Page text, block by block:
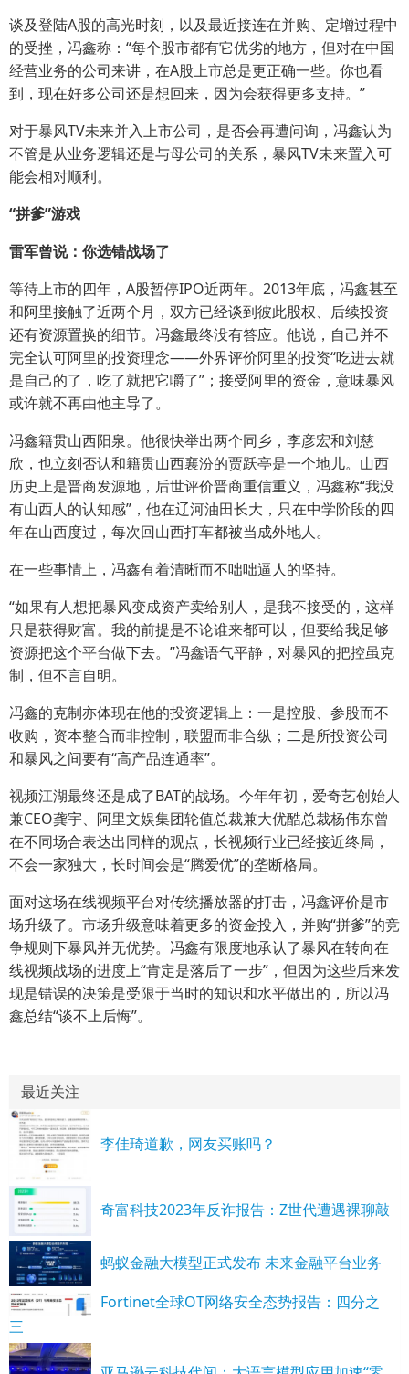
谈及登陆A股的高光时刻，以及最近接连在并购、定增过程中
的受挫，冯鑫称：“每个股市都有它优劣的地方，但对在中国
经营业务的公司来讲，在A股上市总是更正确一些。你也看
到，现在好多公司还是想回来，因为会获得更多支持。”
对于暴风TV未来并入上市公司，是否会再遭问询，冯鑫认为
不管是从业务逻辑还是与母公司的关系，暴风TV未来置入可
能会相对顺利。
“拼爹”游戏
雷军曾说：你选错战场了
等待上市的四年，A股暂停IPO近两年。2013年底，冯鑫甚至
和阿里接触了近两个月，双方已经谈到彼此股权、后续投资
还有资源置换的细节。冯鑫最终没有答应。他说，自己并不
完全认可阿里的投资理念——外界评价阿里的投资“吃进去就
是自己的了，吃了就把它嚼了”；接受阿里的资金，意味暴风
或许就不再由他主导了。
冯鑫籍贯山西阳泉。他很快举出两个同乡，李彦宏和刘慈
欣，也立刻否认和籍贯山西襄汾的贾跃亭是一个地儿。山西
历史上是晋商发源地，后世评价晋商重信重义，冯鑫称“我没
有山西人的认知感”，他在辽河油田长大，只在中学阶段的四
年在山西度过，每次回山西打车都被当成外地人。
在一些事情上，冯鑫有着清晰而不咄咄逼人的坚持。
“如果有人想把暴风变成资产卖给别人，是我不接受的，这样
只是获得财富。我的前提是不论谁来都可以，但要给我足够
资源把这个平台做下去。”冯鑫语气平静，对暴风的把控虽克
制，但不言自明。
冯鑫的克制亦体现在他的投资逻辑上：一是控股、参股而不
收购，资本整合而非控制，联盟而非合纵；二是所投资公司
和暴风之间要有“高产品连通率”。
视频江湖最终还是成了BAT的战场。今年年初，爱奇艺创始人
兼CEO龚宇、阿里文娱集团轮值总裁兼大优酷总裁杨伟东曾
在不同场合表达出同样的观点，长视频行业已经接近终局，
不会一家独大，长时间会是“腾爱优”的垄断格局。
面对这场在线视频平台对传统播放器的打击，冯鑫评价是市
场升级了。市场升级意味着更多的资金投入，并购“拼爹”的竞
争规则下暴风并无优势。冯鑫有限度地承认了暴风在转向在
线视频战场的进度上“肯定是落后了一步”，但因为这些后来发
现是错误的决策是受限于当时的知识和水平做出的，所以冯
鑫总结“谈不上后悔”。
最近关注
李佳琦道歉，网友买账吗？
奇富科技2023年反诈报告：Z世代遭遇裸聊敲
蚂蚁金融大模型正式发布 未来金融平台业务
Fortinet全球OT网络安全态势报告：四分之
三